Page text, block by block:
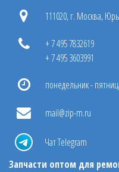
111020, г. Москва,
+ 7 495 7832619
+ 7 495 3603991
понедельник -
mail@zip-m.ru
Чат Telegram
Запчасти оптом для